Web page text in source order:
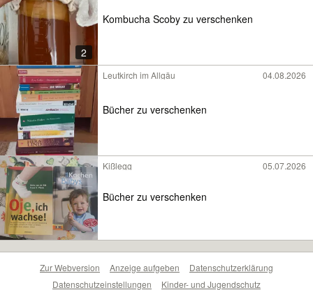
2
Kombucha Scoby zu verschenken
Leutkirch im Allgäu 04.08.2026
Bücher zu verschenken
Kißlegg 05.07.2026
Bücher zu verschenken
Zur Webversion Anzeige aufgeben
Datenschutzerklärung
Datenschutzeinstellungen
Kinder- und Jugendschutz